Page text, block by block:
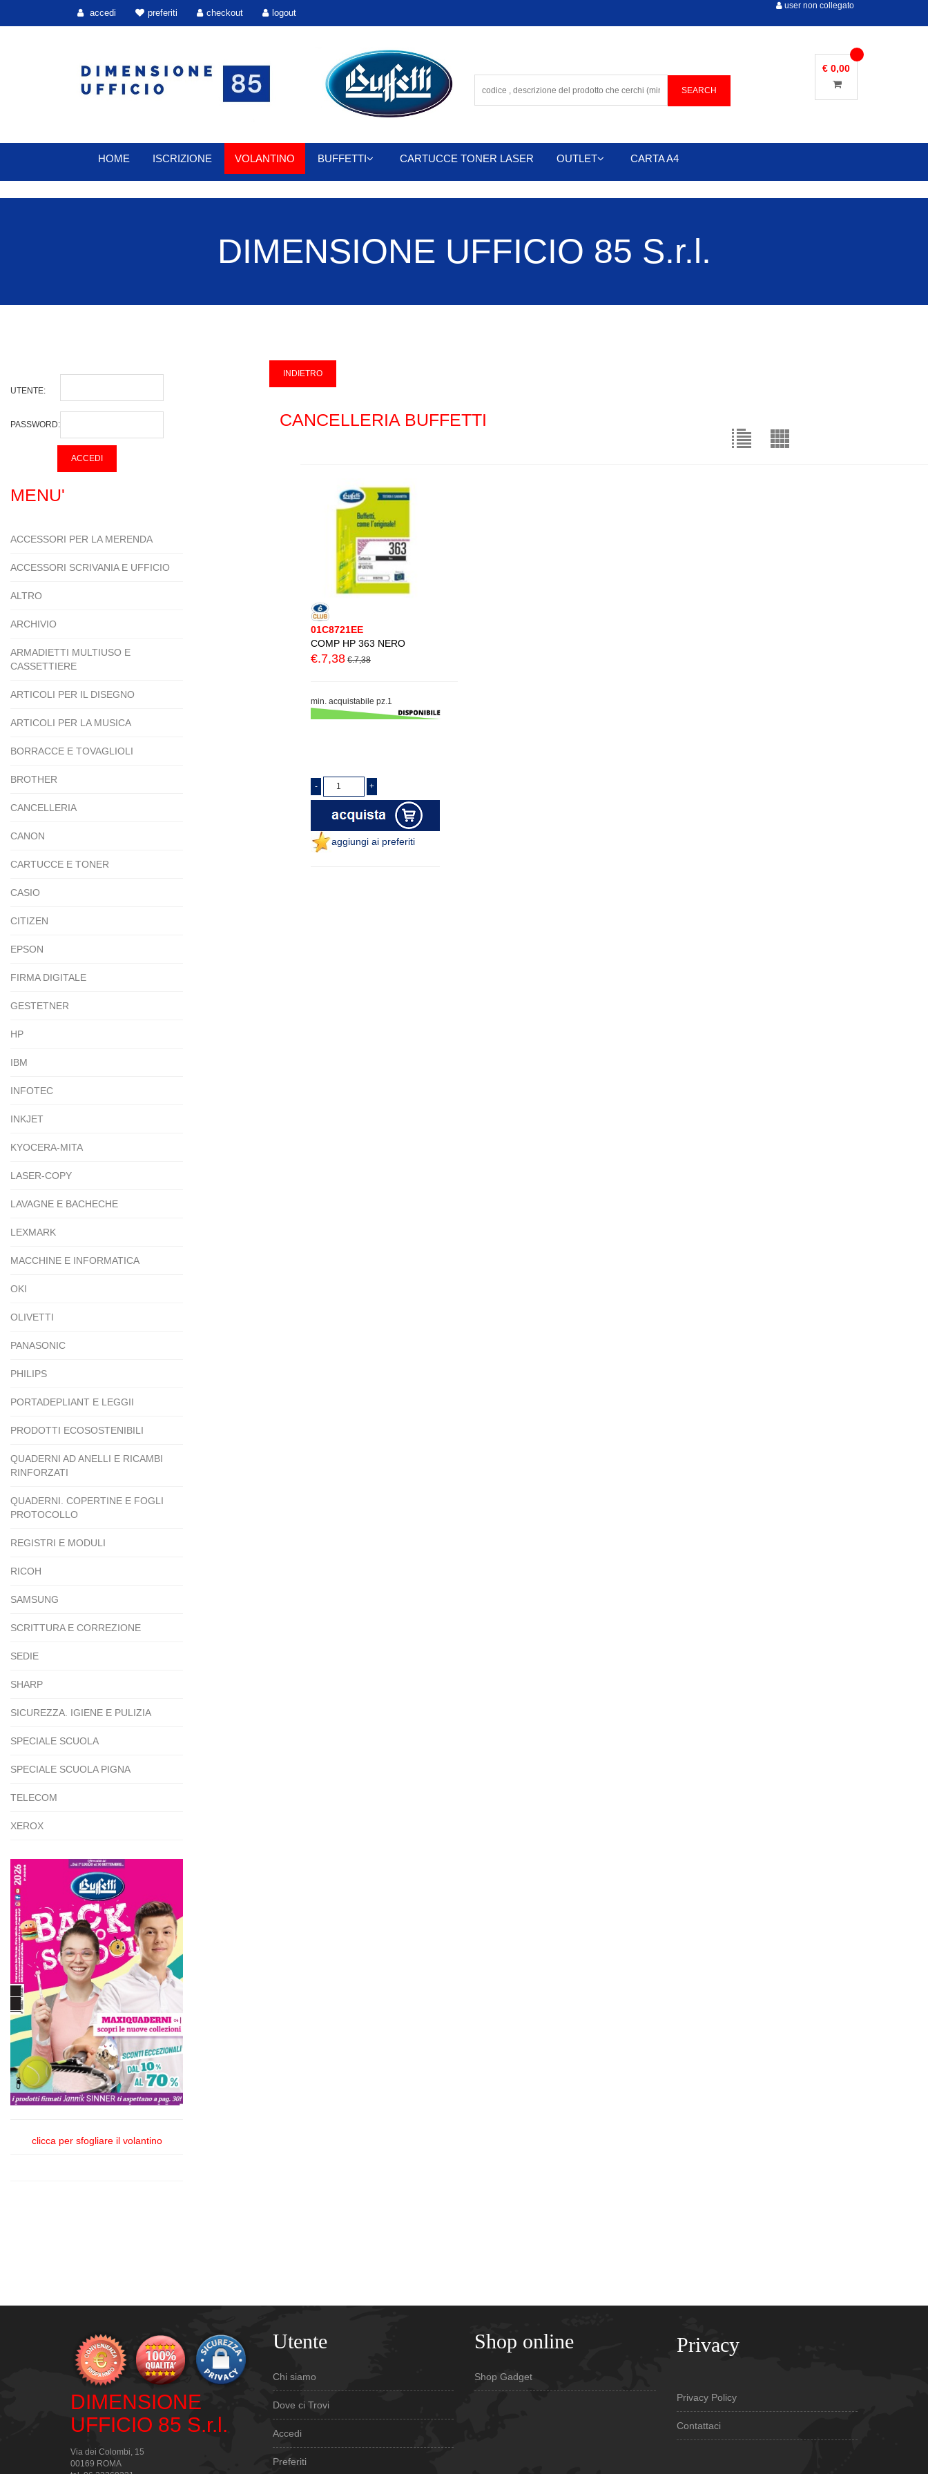
accedi preferiti checkout logout
user non collegato
€ 0,00
HOME ISCRIZIONE VOLANTINO BUFFETTI CARTUCCE TONER LASER OUTLET CARTA A4
DIMENSIONE UFFICIO 85 S.r.l.
UTENTE:
PASSWORD:
MENU'
ACCESSORI PER LA MERENDA
ACCESSORI SCRIVANIA E UFFICIO
ALTRO
ARCHIVIO
ARMADIETTI MULTIUSO E
CASSETTIERE
ARTICOLI PER IL DISEGNO
ARTICOLI PER LA MUSICA
BORRACCE E TOVAGLIOLI
BROTHER
CANCELLERIA
CANON
CARTUCCE E TONER
CASIO
CITIZEN
EPSON
FIRMA DIGITALE
GESTETNER
HP
IBM
INFOTEC
INKJET
KYOCERA-MITA
LASER-COPY
LAVAGNE E BACHECHE
LEXMARK
MACCHINE E INFORMATICA
OKI
OLIVETTI
PANASONIC
PHILIPS
PORTADEPLIANT E LEGGII
PRODOTTI ECOSOSTENIBILI
QUADERNI AD ANELLI E RICAMBI
RINFORZATI
QUADERNI. COPERTINE E FOGLI
PROTOCOLLO
REGISTRI E MODULI
RICOH
SAMSUNG
SCRITTURA E CORREZIONE
SEDIE
SHARP
SICUREZZA. IGIENE E PULIZIA
SPECIALE SCUOLA
SPECIALE SCUOLA PIGNA
TELECOM
XEROX
clicca per sfogliare il volantino
CANCELLERIA BUFFETTI
01C8721EE
COMP HP 363 NERO
€.7,38 €.7,38
min. acquistabile pz.1
aggiungi ai preferiti
DIMENSIONE
UFFICIO 85 S.r.l.
Via dei Colombi, 15
00169 ROMA
Utente
Chi siamo
Dove ci Trovi
Accedi
Preferiti
Shop online
Shop Gadget
Privacy
Privacy Policy
Contattaci